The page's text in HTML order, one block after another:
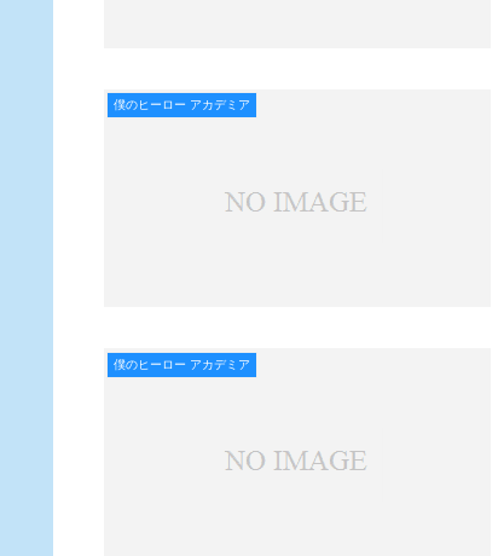
僕のヒーロー アカデミア
僕のヒーロー アカデミア